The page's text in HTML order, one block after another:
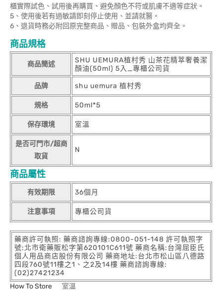
櫃實際試色、試用後再購買、避免顏色不符或肌膚不適等症狀。
5、使用後若有過敏請即刻停止使用、並請就醫。
6、退貨時務必附回原完整商品、贈品、包裝外盒均齊全。
商品規格
商品簡述
SHU UEMURA植村秀 山茶花精萃奢養潔
顏油(50ml) 5入_專櫃公司貨
品牌 shu uemura 植村秀
規格 50ml*5
保存環境 室溫
是否可門市/超商
取貨
N
商品屬性
有效期限 36個月
注意事項 專櫃公司貨
藥商許可執照: 藥商諮詢專線:0800-051-148 許可執照字
號:北市衛藥販松字第620101C611號 藥商名稱:台灣屈臣氏
個人用品商店股份有限公司 藥商地址:台北市松山區八德路
四段760號11樓之1、之2及14樓 藥商諮詢專線:
(02)27421234
How To Store
室溫